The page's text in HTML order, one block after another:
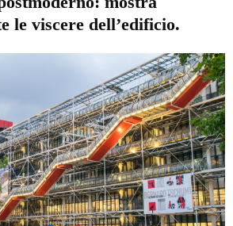
le viscere dell’edificio.